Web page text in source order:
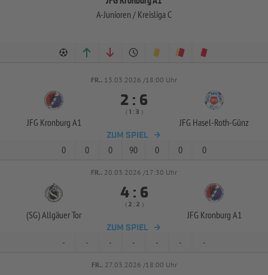
A-Junioren / Kreisliga C
FR.. 13.03.2026 /18:00 Uhr
JFG Kronburg A1
 : 
(  :  )
JFG Hasel-Roth-Günz
ZUM SPIEL
0 0 0 90 0 0 0
FR.. 20.03.2026 /17:30 Uhr
(SG) Allgäuer Tor
 : 
(  :  )
JFG Kronburg A1
ZUM SPIEL
- - - - - - -
FR.. 27.03.2026 /18:00 Uhr